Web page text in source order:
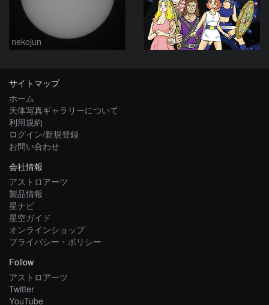
nekojun
サイトマップ
ホーム
天体写真ギャラリーについて
利用規約
ログイン/新規登録
お問い合わせ
会社情報
アストロアーツ
製品情報
星ナビ
星空ガイド
オンラインショップ
プライバシー・ポリシー
Follow
アストロアーツ
Twitter
YouTube